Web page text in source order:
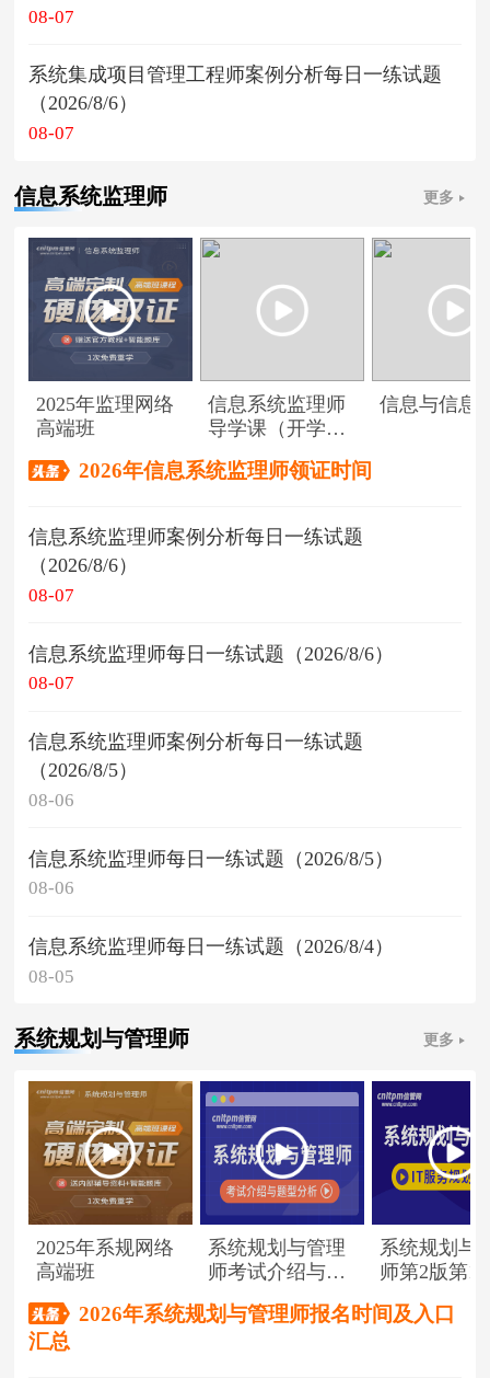
08-07
系统集成项目管理工程师案例分析每日一练试题
（2026/8/6）
08-07
信息系统监理师 更多
2025年监理网络
高端班
信息系统监理师
导学课（开学典
信息与信息
2026年信息系统监理师领证时间
信息系统监理师案例分析每日一练试题
（2026/8/6）
08-07
信息系统监理师每日一练试题（2026/8/6）
08-07
信息系统监理师案例分析每日一练试题
（2026/8/5）
08-06
信息系统监理师每日一练试题（2026/8/5）
08-06
信息系统监理师每日一练试题（2026/8/4）
08-05
系统规划与管理师 更多
2025年系规网络
高端班
系统规划与管理
师考试介绍与题
系统规划与
师第2版第1
2026年系统规划与管理师报名时间及入口
汇总